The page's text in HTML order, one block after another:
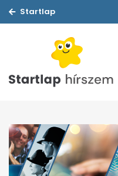
Startlap